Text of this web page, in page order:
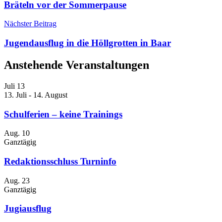
Bräteln vor der Sommerpause
Nächster Beitrag
Jugendausflug in die Höllgrotten in Baar
Anstehende Veranstaltungen
Juli 13
13. Juli - 14. August
Schulferien – keine Trainings
Aug. 10
Ganztägig
Redaktionsschluss Turninfo
Aug. 23
Ganztägig
Jugiausflug